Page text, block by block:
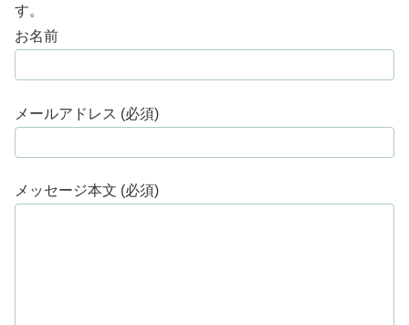
す。
お名前
メールアドレス (必須)
メッセージ本文 (必須)